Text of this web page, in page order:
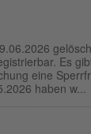
Es
eine
haben w...